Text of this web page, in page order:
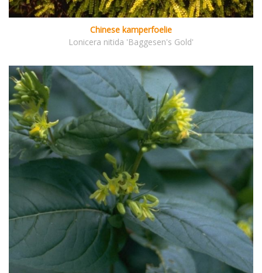
Chinese kamperfoelie
Lonicera nitida 'Baggesen's Gold'